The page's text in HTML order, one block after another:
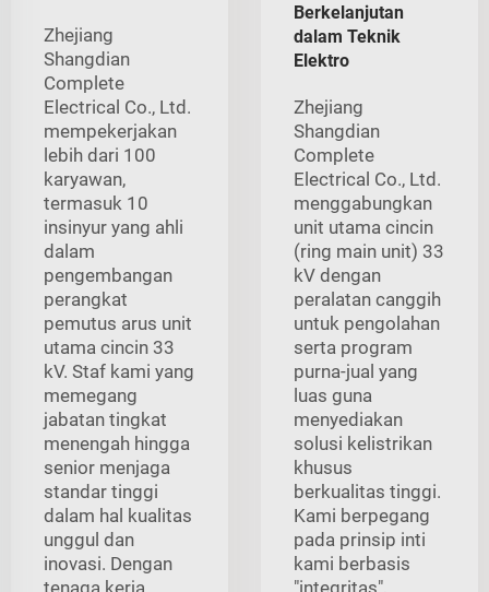
Zhejiang
Shangdian
Complete
Electrical Co., Ltd.
mempekerjakan
lebih dari 100
karyawan,
termasuk 10
insinyur yang ahli
dalam
pengembangan
perangkat
pemutus arus unit
utama cincin 33
kV. Staf kami yang
memegang
jabatan tingkat
menengah hingga
senior menjaga
standar tinggi
dalam hal kualitas
unggul dan
inovasi. Dengan
tenaga kerja
Berkelanjutan
dalam Teknik
Elektro
Zhejiang
Shangdian
Complete
Electrical Co., Ltd.
menggabungkan
unit utama cincin
(ring main unit) 33
kV dengan
peralatan canggih
untuk pengolahan
serta program
purna-jual yang
luas guna
menyediakan
solusi kelistrikan
khusus
berkualitas tinggi.
Kami berpegang
pada prinsip inti
kami berbasis
"integritas",